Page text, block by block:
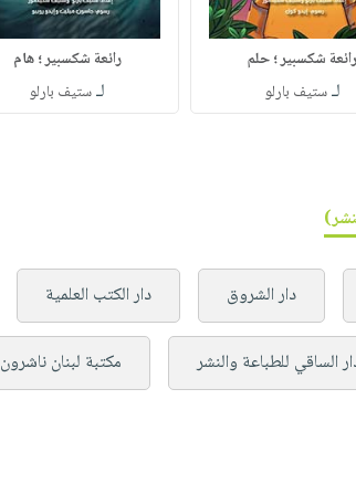
رائعة شكسبير ؛ حلم
لـستيف بارلو
رائعة شكسبير ؛ هام
لـستيف بارلو
دار الشروق دار الكتب العلمية
الساقي للطباعة والنشر مكتبة لبنان ناشرون